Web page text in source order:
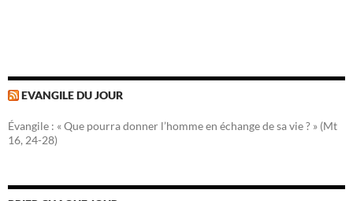
EVANGILE DU JOUR
Évangile : « Que pourra donner l’homme en échange de sa vie ? » (Mt
16, 24-28)